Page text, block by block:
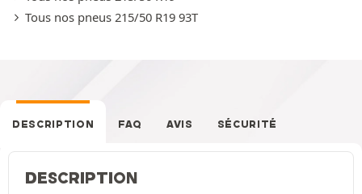
Tous nos pneus 215/50 R19 93T
DESCRIPTION FAQ AVIS SÉCURITÉ
DESCRIPTION